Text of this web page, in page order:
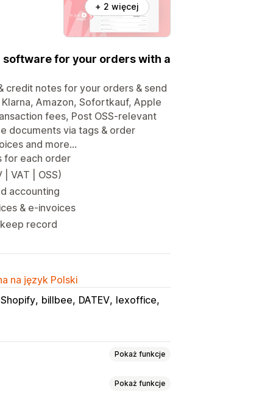
+ 2 więcej
for your orders with a
credit notes for your orders & send
Amazon, Sofortkauf, Apple
fees, Post OSS-relevant
documents via tags & order
and more...
for each order
VAT | OSS)
accounting
& e-invoices
record
na język Polski
billbee DATEV lexoffice
Pokaż funkcje
Pokaż funkcje